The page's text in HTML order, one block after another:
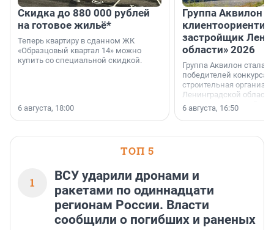
Скидка до 880 000 рублей
на готовое жильё*
Теперь квартиру в сданном ЖК
«Образцовый квартал 14» можно
купить со специальной скидкой.
6 августа, 18:00
Группа Аквилон
застройщик
области» 2026
Группа Аквилон стала
победителей конкурса
строительная
Ленинградской области
номинации «Самый
застройщик
области».
6 августа, 16:50
ТОП 5
1
ВСУ ударили дронами и
ракетами по одиннадцати
регионам России. Власти
сообщили о погибших и раненых